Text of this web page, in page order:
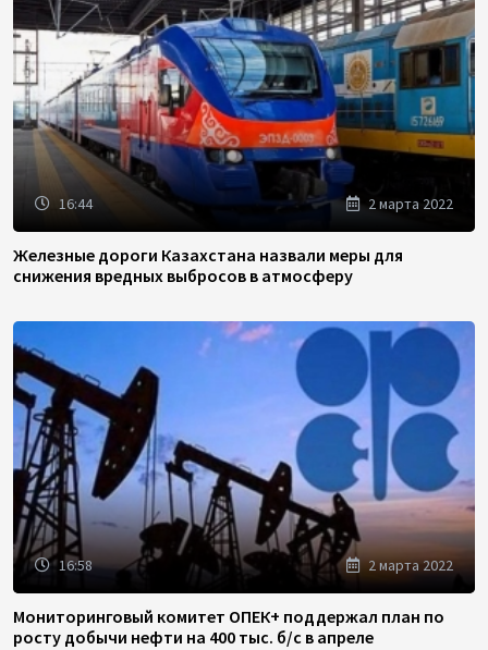
16:44 2 марта 2022
Железные дороги Казахстана назвали меры для
снижения вредных выбросов в атмосферу
16:58 2 марта 2022
Мониторинговый комитет ОПЕК+ поддержал план по
росту добычи нефти на 400 тыс. б/с в апреле